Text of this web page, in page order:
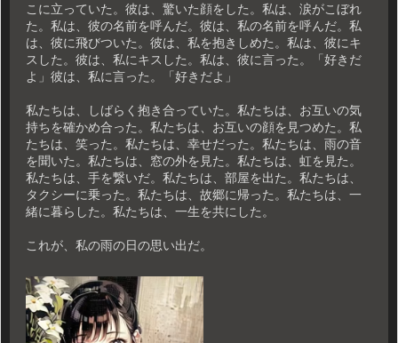
こに立っていた。彼は、驚いた顔をした。私は、涙がこぼれ
た。私は、彼の名前を呼んだ。彼は、私の名前を呼んだ。私
は、彼に飛びついた。彼は、私を抱きしめた。私は、彼にキ
スした。彼は、私にキスした。私は、彼に言った。「好きだ
よ」彼は、私に言った。「好きだよ」
私たちは、しばらく抱き合っていた。私たちは、お互いの気
持ちを確かめ合った。私たちは、お互いの顔を見つめた。私
たちは、笑った。私たちは、幸せだった。私たちは、雨の音
を聞いた。私たちは、窓の外を見た。私たちは、虹を見た。
私たちは、手を繋いだ。私たちは、部屋を出た。私たちは、
タクシーに乗った。私たちは、故郷に帰った。私たちは、一
緒に暮らした。私たちは、一生を共にした。
これが、私の雨の日の思い出だ。